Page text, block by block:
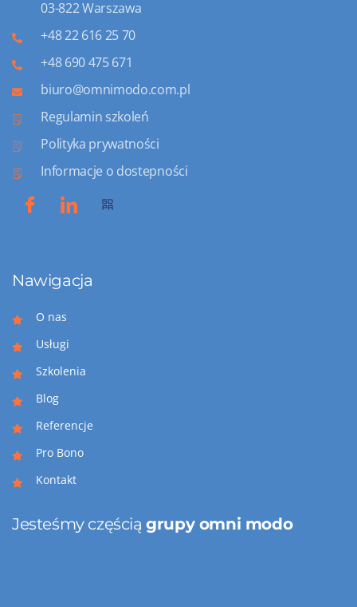
03-822 Warszawa
+48 22 616 25 70
+48 690 475 671
biuro@omnimodo.com.pl
Regulamin szkoleń
Polityka prywatności
Informacje o dostepności
Nawigacja
O nas
Usługi
Szkolenia
Blog
Referencje
Pro Bono
Kontakt
Jesteśmy częściągrupy omni modo